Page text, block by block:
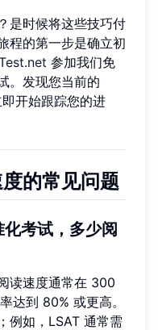
是时候将这些技巧付
程的第一步是确立初
参加我们免
。发现您当前的
开始跟踪您的进
的常见问题
化考试，多少阅
读速度通常在 300
达到 80% 或更高。
例如，LSAT 通常需